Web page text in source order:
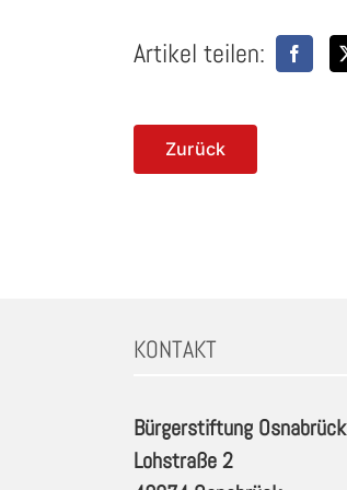
Artikel teilen:
Zurück
KONTAKT
Bürgerstiftung Osnabrück
Lohstraße 2